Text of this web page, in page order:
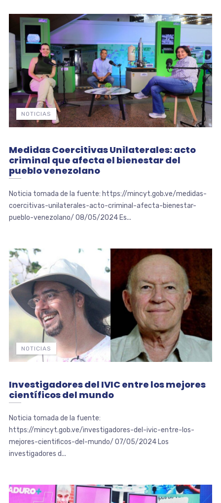
NOTICIAS
Medidas Coercitivas Unilaterales: acto
criminal que afecta el bienestar del
pueblo venezolano
Noticia tomada de la fuente: https://mincyt.gob.ve/medidas-
coercitivas-unilaterales-acto-criminal-afecta-bienestar-
pueblo-venezolano/ 08/05/2024 Es...
NOTICIAS
Investigadores del IVIC entre los mejores
científicos del mundo
Noticia tomada de la fuente:
https://mincyt.gob.ve/investigadores-del-ivic-entre-los-
mejores-cientificos-del-mundo/ 07/05/2024 Los
investigadores d...